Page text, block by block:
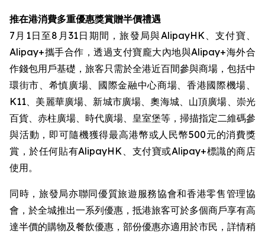
推在港消費多重優惠獎賞贈半價禮遇
7月1日至8月31日期間，旅發局與AlipayHK、支付寶、
Alipay+攜手合作，透過支付寶龐大內地與Alipay+海外合
作錢包用戶基礎，旅客只需於全港近百間參與商場，包括中
環街市、希慎廣場、國際金融中心商場、香港國際機場、
K11、美麗華廣場、新城市廣場、奧海城、山頂廣場、崇光
百貨、赤柱廣場、時代廣場、皇室堡等，掃描指定二維碼參
與活動，即可隨機獲得最高港幣或人民幣500元的消費獎
賞，於任何貼有AlipayHK、支付寶或Alipay+標識的商店
使用。
同時，旅發局亦聯同優質旅遊服務協會和香港零售管理協
會，於全城推出一系列優惠，抵港旅客可於多個商戶享有高
達半價的購物及餐飲優惠，部份優惠亦適用於市民，詳情稍